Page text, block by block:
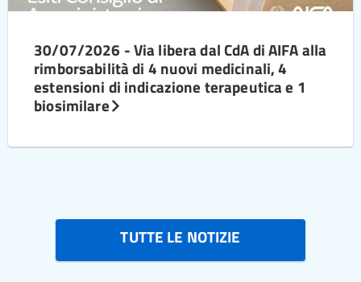
30/07/2026 - Via libera dal CdA di AIFA alla
rimborsabilità di 4 nuovi medicinali, 4
estensioni di indicazione terapeutica e 1
biosimilare
TUTTE LE NOTIZIE